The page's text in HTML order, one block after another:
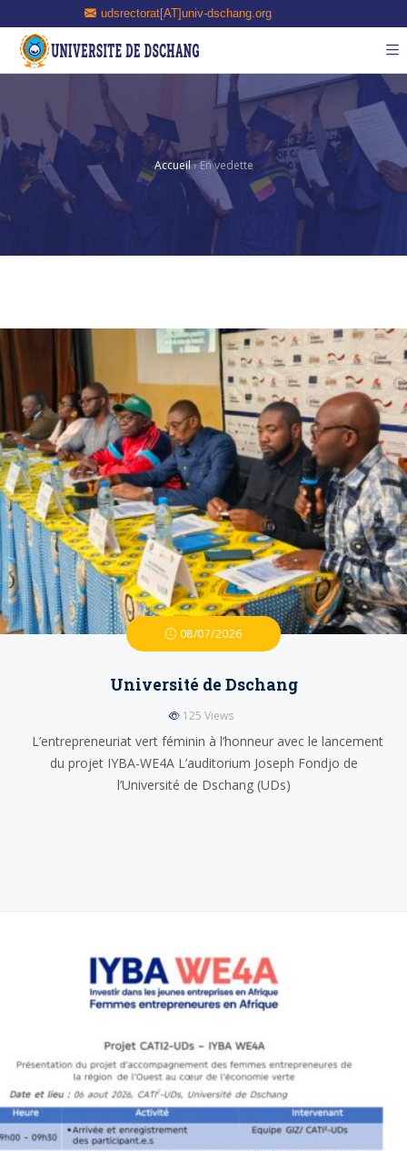
udsrectorat[AT]univ-dschang.org
Accueil›En vedette
08/07/2026
Université de Dschang
125 Views
L’entrepreneuriat vert féminin à l’honneur avec le lancement
du projet IYBA-WE4A L’auditorium Joseph Fondjo de
l’Université de Dschang (UDs)